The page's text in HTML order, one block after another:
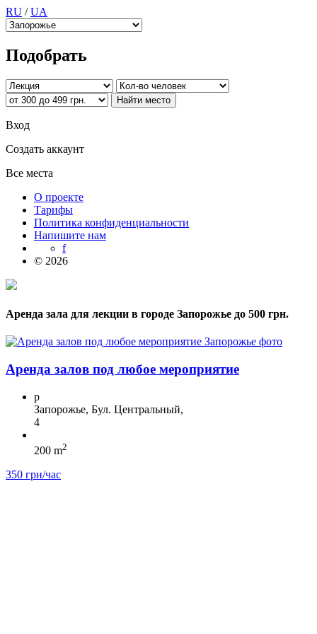
RU /UA
Подобрать
Вход
Создать аккаунт
Все места
О проекте
Тарифы
Политика конфиденциальности
Напишите нам
f
© 2026
Аренда зала для лекции в городе Запорожье до 500 грн.
Аренда залов под любое мероприятие
p
Запорожье, Бул. Центральный,
4
200 m2
350 грн/час